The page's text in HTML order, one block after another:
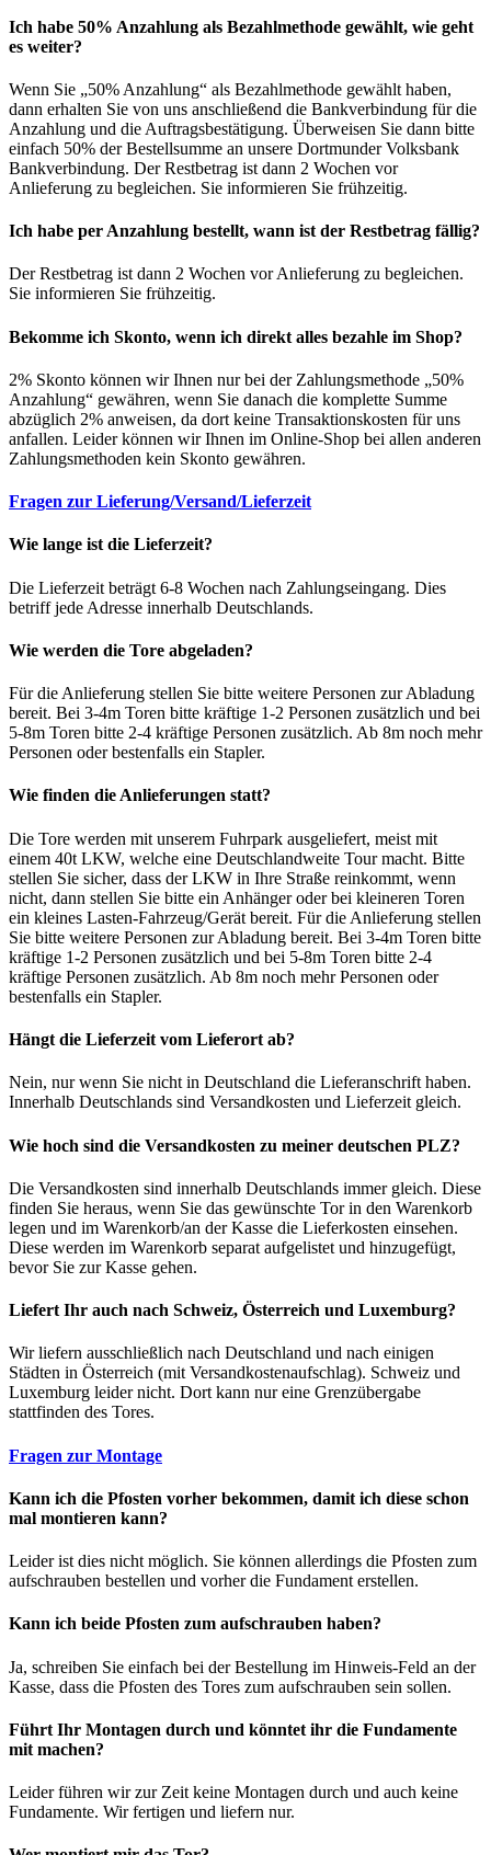
Ich habe 50% Anzahlung als Bezahlmethode gewählt, wie geht
es weiter?
Wenn Sie „50% Anzahlung“ als Bezahlmethode gewählt haben,
dann erhalten Sie von uns anschließend die Bankverbindung für die
Anzahlung und die Auftragsbestätigung. Überweisen Sie dann bitte
einfach 50% der Bestellsumme an unsere Dortmunder Volksbank
Bankverbindung. Der Restbetrag ist dann 2 Wochen vor
Anlieferung zu begleichen. Sie informieren Sie frühzeitig.
Ich habe per Anzahlung bestellt, wann ist der Restbetrag fällig?
Der Restbetrag ist dann 2 Wochen vor Anlieferung zu begleichen.
Sie informieren Sie frühzeitig.
Bekomme ich Skonto, wenn ich direkt alles bezahle im Shop?
2% Skonto können wir Ihnen nur bei der Zahlungsmethode „50%
Anzahlung“ gewähren, wenn Sie danach die komplette Summe
abzüglich 2% anweisen, da dort keine Transaktionskosten für uns
anfallen. Leider können wir Ihnen im Online-Shop bei allen anderen
Zahlungsmethoden kein Skonto gewähren.
Fragen zur Lieferung/Versand/Lieferzeit
Wie lange ist die Lieferzeit?
Die Lieferzeit beträgt 6-8 Wochen nach Zahlungseingang. Dies
betriff jede Adresse innerhalb Deutschlands.
Wie werden die Tore abgeladen?
Für die Anlieferung stellen Sie bitte weitere Personen zur Abladung
bereit. Bei 3-4m Toren bitte kräftige 1-2 Personen zusätzlich und bei
5-8m Toren bitte 2-4 kräftige Personen zusätzlich. Ab 8m noch mehr
Personen oder bestenfalls ein Stapler.
Wie finden die Anlieferungen statt?
Die Tore werden mit unserem Fuhrpark ausgeliefert, meist mit
einem 40t LKW, welche eine Deutschlandweite Tour macht. Bitte
stellen Sie sicher, dass der LKW in Ihre Straße reinkommt, wenn
nicht, dann stellen Sie bitte ein Anhänger oder bei kleineren Toren
ein kleines Lasten-Fahrzeug/Gerät bereit. Für die Anlieferung stellen
Sie bitte weitere Personen zur Abladung bereit. Bei 3-4m Toren bitte
kräftige 1-2 Personen zusätzlich und bei 5-8m Toren bitte 2-4
kräftige Personen zusätzlich. Ab 8m noch mehr Personen oder
bestenfalls ein Stapler.
Hängt die Lieferzeit vom Lieferort ab?
Nein, nur wenn Sie nicht in Deutschland die Lieferanschrift haben.
Innerhalb Deutschlands sind Versandkosten und Lieferzeit gleich.
Wie hoch sind die Versandkosten zu meiner deutschen PLZ?
Die Versandkosten sind innerhalb Deutschlands immer gleich. Diese
finden Sie heraus, wenn Sie das gewünschte Tor in den Warenkorb
legen und im Warenkorb/an der Kasse die Lieferkosten einsehen.
Diese werden im Warenkorb separat aufgelistet und hinzugefügt,
bevor Sie zur Kasse gehen.
Liefert Ihr auch nach Schweiz, Österreich und Luxemburg?
Wir liefern ausschließlich nach Deutschland und nach einigen
Städten in Österreich (mit Versandkostenaufschlag). Schweiz und
Luxemburg leider nicht. Dort kann nur eine Grenzübergabe
stattfinden des Tores.
Fragen zur Montage
Kann ich die Pfosten vorher bekommen, damit ich diese schon
mal montieren kann?
Leider ist dies nicht möglich. Sie können allerdings die Pfosten zum
aufschrauben bestellen und vorher die Fundament erstellen.
Kann ich beide Pfosten zum aufschrauben haben?
Ja, schreiben Sie einfach bei der Bestellung im Hinweis-Feld an der
Kasse, dass die Pfosten des Tores zum aufschrauben sein sollen.
Führt Ihr Montagen durch und könntet ihr die Fundamente
mit machen?
Leider führen wir zur Zeit keine Montagen durch und auch keine
Fundamente. Wir fertigen und liefern nur.